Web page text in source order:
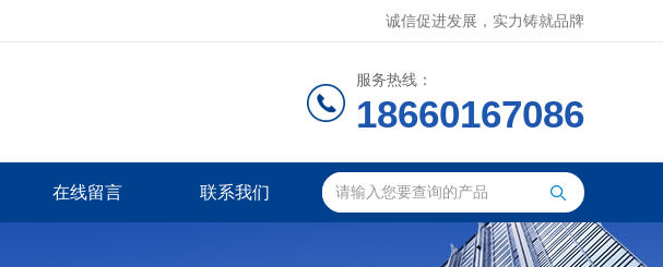
诚信促进发展，实力铸就品牌
服务热线：
18660167086
在线留言 联系我们